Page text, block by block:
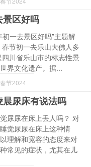
景区好吗
初一去景区好吗”主题解
节初一去乐山大佛人多
川省乐山市的标志性景
界文化遗产。据...
春节2024
尿床有说法吗
尿尿在床上丢人吗？ 对
觉尿尿在床上这种情
理解和宽容的态度来对
常见的症状，尤其在儿